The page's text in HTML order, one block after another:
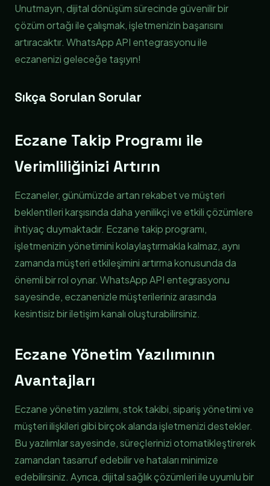
Unutmayın, dijital dönüşüm sürecinde güvenilir bir
çözüm ortağı ile çalışmak, işletmenizin başarısını
artıracaktır. WhatsApp API entegrasyonu ile
eczanenizi geleceğe taşıyın!
Sıkça Sorulan Sorular
Eczane Takip Programı ile
Verimliliğinizi Artırın
Eczaneler, günümüzde artan rekabet ve müşteri
beklentileri karşısında daha yenilikçi ve etkili çözümlere
ihtiyaç duymaktadır. Eczane takip programı,
işletmenizin yönetimini kolaylaştırmakla kalmaz, aynı
zamanda müşteri etkileşimini artırma konusunda da
önemli bir rol oynar. WhatsApp API entegrasyonu
sayesinde, eczanenizle müşterileriniz arasında
kesintisiz bir iletişim kanalı oluşturabilirsiniz.
Eczane Yönetim Yazılımının
Avantajları
Eczane yönetim yazılımı, stok takibi, sipariş yönetimi ve
müşteri ilişkileri gibi birçok alanda işletmenizi destekler.
Bu yazılımlar sayesinde, süreçlerinizi otomatikleştirerek
zamandan tasarruf edebilir ve hataları minimize
edebilirsiniz. Ayrıca, dijital sağlık çözümleri ile uyumlu bir